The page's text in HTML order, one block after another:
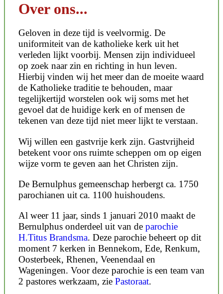
Over ons...
Geloven in deze tijd is veelvormig. De
uniformiteit van de katholieke kerk uit het
verleden lijkt voorbij. Mensen zijn individueel
op zoek naar zin en richting in hun leven.
Hierbij vinden wij het meer dan de moeite waard
de Katholieke traditie te behouden, maar
tegelijkertijd worstelen ook wij soms met het
gevoel dat de huidige kerk en of mensen de
tekenen van deze tijd niet meer lijkt te verstaan.
Wij willen een gastvrije kerk zijn. Gastvrijheid
betekent voor ons ruimte scheppen om op eigen
wijze vorm te geven aan het Christen zijn.
De Bernulphus gemeenschap herbergt ca. 1750
parochianen uit ca. 1100 huishoudens.
Al weer 11 jaar, sinds 1 januari 2010 maakt de
Bernulphus onderdeel uit van de parochie
H.Titus Brandsma. Deze parochie beheert op dit
moment 7 kerken in Bennekom, Ede, Renkum,
Oosterbeek, Rhenen, Veenendaal en
Wageningen. Voor deze parochie is een team van
2 pastores werkzaam, zie Pastoraat.